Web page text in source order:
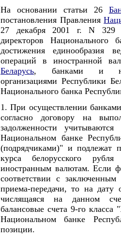
На основании статьи 26
постановления Правления
27 декабря 2001 г. N 329
директоров Национального
достижения единообразия
операций в иностранной
Беларусь, банками и
организациями Республики
Национального банка
1. При осуществлении
согласно договору на
задолженности
Национальном банке
(подрядчиками)" и подлежат
курса белорусского
иностранным валютам. Если
соответствии с
приема-передачи, то на дату
числящаяся на данном
балансовые счета 9-го
Национальном банке
позиции.